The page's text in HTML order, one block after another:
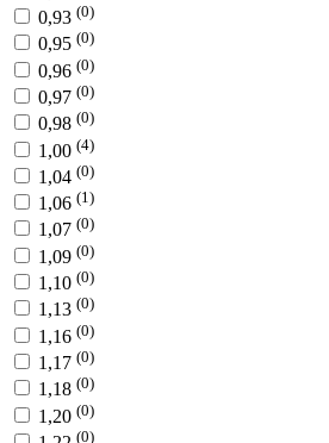
0,93 (0)
0,95 (0)
0,96 (0)
0,97 (0)
0,98 (0)
1,00 (4)
1,04 (0)
1,06 (1)
1,07 (0)
1,09 (0)
1,10 (0)
1,13 (0)
1,16 (0)
1,17 (0)
1,18 (0)
1,20 (0)
(0)